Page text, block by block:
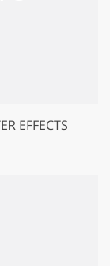
EFFECTS